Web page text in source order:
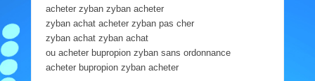
acheter zyban zyban acheter
zyban achat acheter zyban pas cher
zyban achat zyban achat
ou acheter bupropion zyban sans ordonnance
acheter bupropion zyban acheter